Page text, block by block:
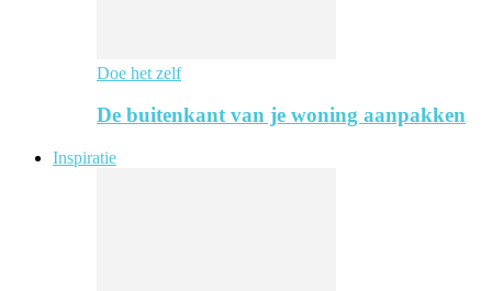
Doe het zelf
De buitenkant van je woning aanpakken
Inspiratie